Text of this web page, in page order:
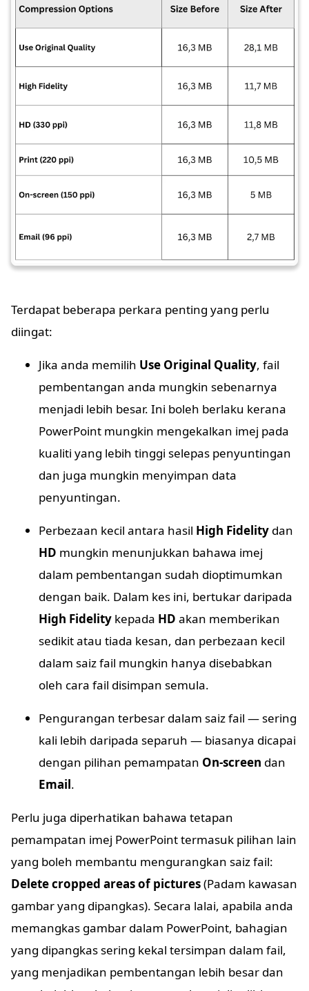
Terdapat beberapa perkara penting yang perlu
diingat:
Jika anda memilih Use Original Quality, fail
pembentangan anda mungkin sebenarnya
menjadi lebih besar. Ini boleh berlaku kerana
PowerPoint mungkin mengekalkan imej pada
kualiti yang lebih tinggi selepas penyuntingan
dan juga mungkin menyimpan data
penyuntingan.
Perbezaan kecil antara hasil High Fidelity dan
HD mungkin menunjukkan bahawa imej
dalam pembentangan sudah dioptimumkan
dengan baik. Dalam kes ini, bertukar daripada
High Fidelity kepada HD akan memberikan
sedikit atau tiada kesan, dan perbezaan kecil
dalam saiz fail mungkin hanya disebabkan
oleh cara fail disimpan semula.
Pengurangan terbesar dalam saiz fail — sering
kali lebih daripada separuh — biasanya dicapai
dengan pilihan pemampatan On-screen dan
Email.
Perlu juga diperhatikan bahawa tetapan
pemampatan imej PowerPoint termasuk pilihan lain
yang boleh membantu mengurangkan saiz fail:
Delete cropped areas of pictures(Padam kawasan
gambar yang dipangkas). Secara lalai, apabila anda
memangkas gambar dalam PowerPoint, bahagian
yang dipangkas sering kekal tersimpan dalam fail,
yang menjadikan pembentangan lebih besar dan